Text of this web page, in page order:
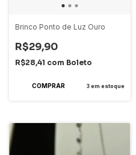
Brinco Ponto de Luz Ouro
R$29,90
R$28,41 com Boleto
3em estoque